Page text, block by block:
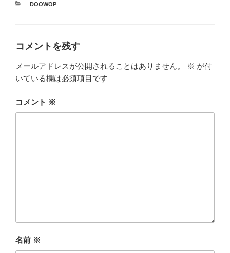
カ
ー
DOOWOP
コメントを残す
メールアドレスが公開されることはありません。 ※ が付
いている欄は必須項目です
コメント ※
名前 ※